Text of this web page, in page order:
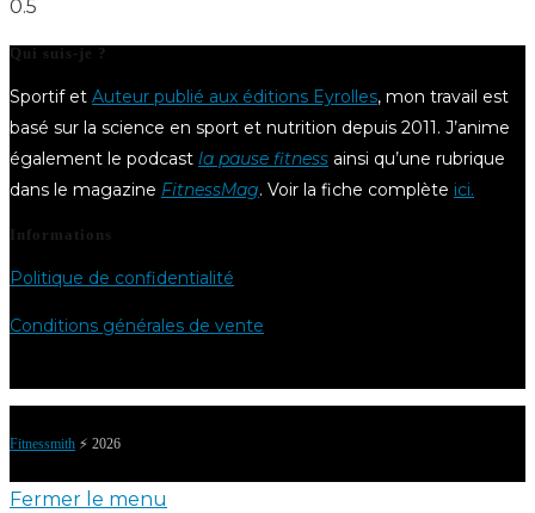
Qui suis-je ?
Sportif et Auteur publié aux éditions Eyrolles, mon travail est
basé sur la science en sport et nutrition depuis 2011. J’anime
également le podcast la pause fitness ainsi qu’une rubrique
dans le magazine FitnessMag. Voir la fiche complète ici.
Informations
Politique de confidentialité
Conditions générales de vente
Fitnessmith ⚡️ 2026
Fermer le menu